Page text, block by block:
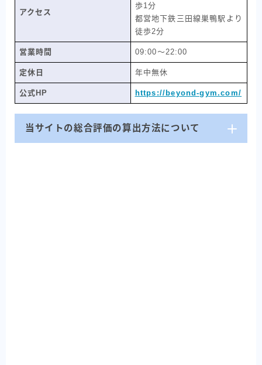
アクセス
歩1分
都営地下鉄三田線巣鴨駅より
徒歩2分
営業時間 09:00〜22:00
定休日 年中無休
公式HP https://beyond-gym.com/
当サイトの総合評価の算出方法について